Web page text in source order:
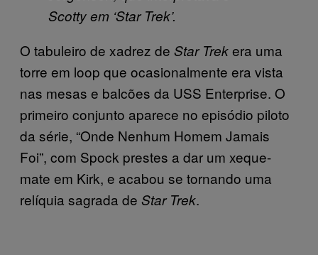
Scotty em ‘Star Trek’.
O tabuleiro de xadrez de Star Trekera uma
torre em loop que ocasionalmente era vista
nas mesas e balcões da USS Enterprise. O
primeiro conjunto aparece no episódio piloto
da série, “Onde Nenhum Homem Jamais
Foi”, com Spock prestes a dar um xeque-
mate em Kirk, e acabou se tornando uma
relíquia sagrada de Star Trek.